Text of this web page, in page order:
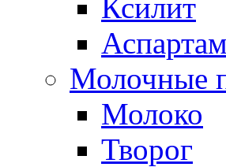
Ксилит
Аспартам
Молочные
Молоко
Творог